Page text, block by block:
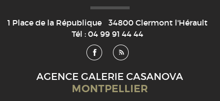
1 Place de la République 34800 Clermont l'Hérault
Tél : 04 99 91 44 44
AGENCE GALERIE CASANOVA
MONTPELLIER